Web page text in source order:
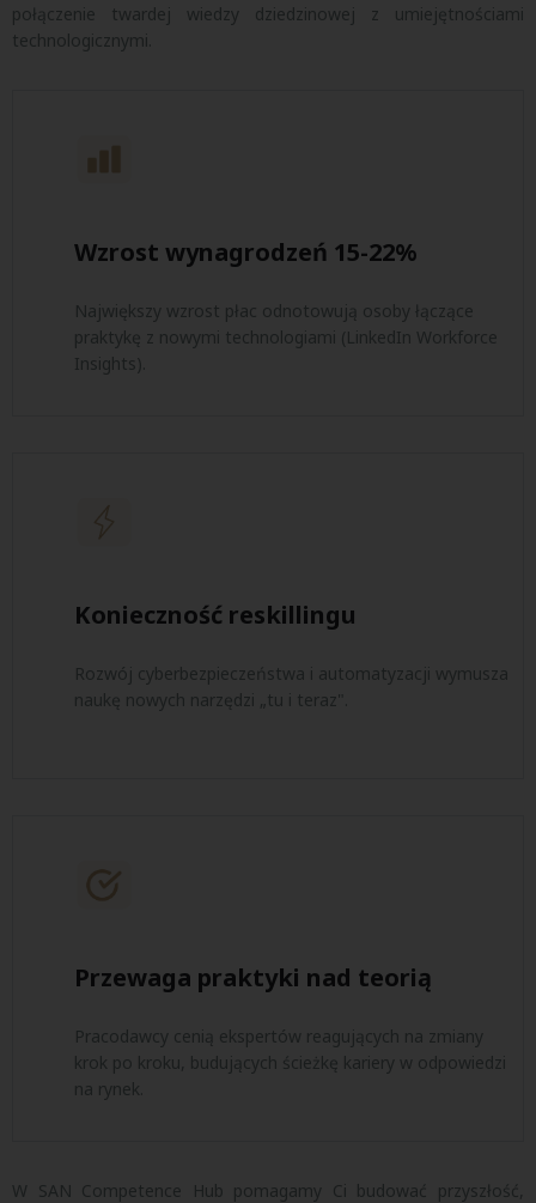
połączenie twardej wiedzy dziedzinowej z umiejętnościami
technologicznymi.
Wzrost wynagrodzeń 15-22%
Największy wzrost płac odnotowują osoby łączące
praktykę z nowymi technologiami (LinkedIn Workforce
Insights).
Konieczność reskillingu
Rozwój cyberbezpieczeństwa i automatyzacji wymusza
naukę nowych narzędzi „tu i teraz".
Przewaga praktyki nad teorią
Pracodawcy cenią ekspertów reagujących na zmiany
krok po kroku, budujących ścieżkę kariery w odpowiedzi
na rynek.
W SAN Competence Hub pomagamy Ci budować przyszłość,